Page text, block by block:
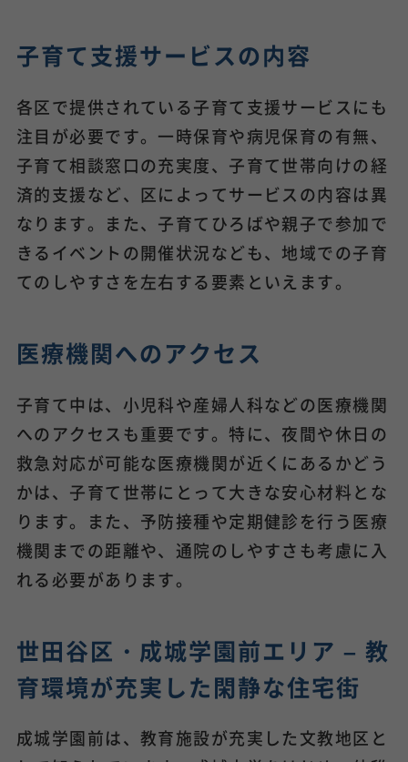
子育て支援サービスの内容
各区で提供されている子育て支援サービスにも
注目が必要です。一時保育や病児保育の有無、
子育て相談窓口の充実度、子育て世帯向けの経
済的支援など、区によってサービスの内容は異
なります。また、子育てひろばや親子で参加で
きるイベントの開催状況なども、地域での子育
てのしやすさを左右する要素といえます。
医療機関へのアクセス
子育て中は、小児科や産婦人科などの医療機関
へのアクセスも重要です。特に、夜間や休日の
救急対応が可能な医療機関が近くにあるかどう
かは、子育て世帯にとって大きな安心材料とな
ります。また、予防接種や定期健診を行う医療
機関までの距離や、通院のしやすさも考慮に入
れる必要があります。
世田谷区・成城学園前エリア – 教
育環境が充実した閑静な住宅街
成城学園前は、教育施設が充実した文教地区と